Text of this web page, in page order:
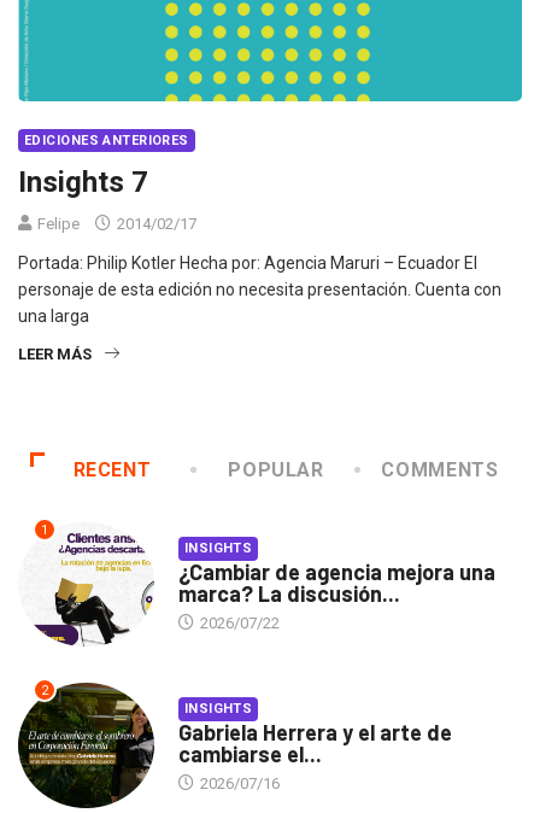
EDICIONES ANTERIORES
Insights 7
Felipe 2014/02/17
Portada: Philip Kotler Hecha por: Agencia Maruri – Ecuador El
personaje de esta edición no necesita presentación. Cuenta con
una larga
LEER MÁS
RECENT POPULAR COMMENTS
1
INSIGHTS
¿Cambiar de agencia mejora una
marca? La discusión...
2026/07/22
2
INSIGHTS
Gabriela Herrera y el arte de
cambiarse el...
2026/07/16